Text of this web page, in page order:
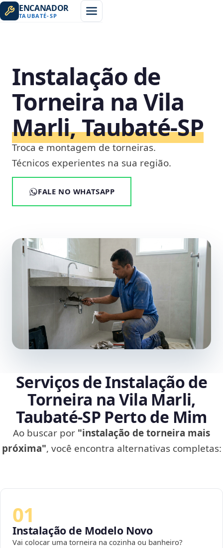
ENCANADOR
TAUBATÉ-SP
Instalação de
Torneira na Vila
Marli, Taubaté‑SP
Troca e montagem de torneiras.
Técnicos experientes na sua região.
FALE NO WHATSAPP
Serviços de Instalação de
Torneira na Vila Marli,
Taubaté‑SP Perto de Mim
Ao buscar por "instalação de torneira mais
próxima", você encontra alternativas completas:
01
Instalação de Modelo Novo
Vai colocar uma torneira na cozinha ou banheiro?